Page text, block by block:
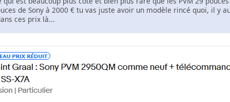
de Sony à 2000 € tu vas juste avoir un modèle rincé quoi, il y
ces prix là...